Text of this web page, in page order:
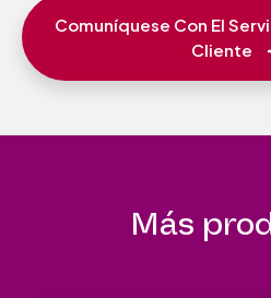
Comuníquese Con El
Cliente
Más